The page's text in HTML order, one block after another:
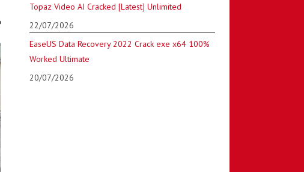
Topaz Video AI Cracked [Latest] Unlimited
22/07/2026
EaseUS Data Recovery 2022 Crack exe x64 100%
Worked Ultimate
20/07/2026